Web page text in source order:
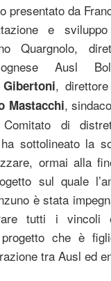
presentato da
e
Quargnolo,
Ausl
,
Mastacchi,
di
sottolineato la
ormai alla
sul quale
è stata
tutti i vincoli
che è
tra Ausl ed